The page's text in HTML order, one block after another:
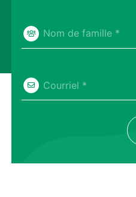
Nom de famille *
Courriel *